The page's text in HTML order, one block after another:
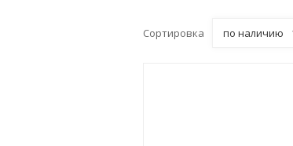
Сортировка по наличию